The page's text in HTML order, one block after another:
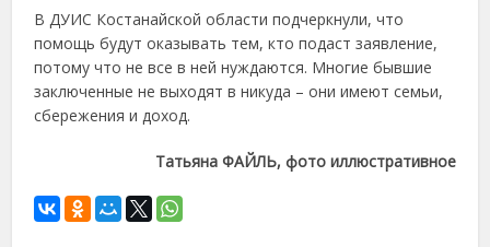
В ДУИС Костанайской области подчеркнули, что
помощь будут оказывать тем, кто подаст заявление,
потому что не все в ней нуждаются. Многие бывшие
заключенные не выходят в никуда – они имеют семьи,
сбережения и доход.
Татьяна ФАЙЛЬ, фото иллюстративное